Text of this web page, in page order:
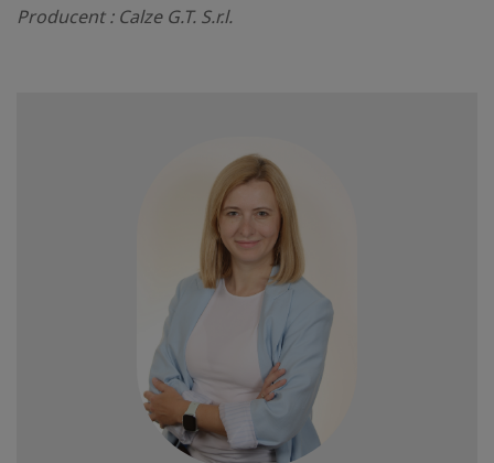
Producent : Calze G.T. S.r.l.